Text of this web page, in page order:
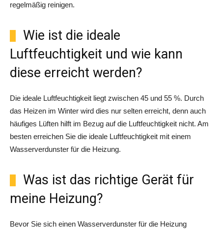
regelmäßig reinigen.
Wie ist die ideale
Luftfeuchtigkeit und wie kann
diese erreicht werden?
Die ideale Luftfeuchtigkeit liegt zwischen 45 und 55 %. Durch
das Heizen im Winter wird dies nur selten erreicht, denn auch
häufiges Lüften hilft im Bezug auf die Luftfeuchtigkeit nicht. Am
besten erreichen Sie die ideale Luftfeuchtigkeit mit einem
Wasserverdunster für die Heizung.
Was ist das richtige Gerät für
meine Heizung?
Bevor Sie sich einen Wasserverdunster für die Heizung